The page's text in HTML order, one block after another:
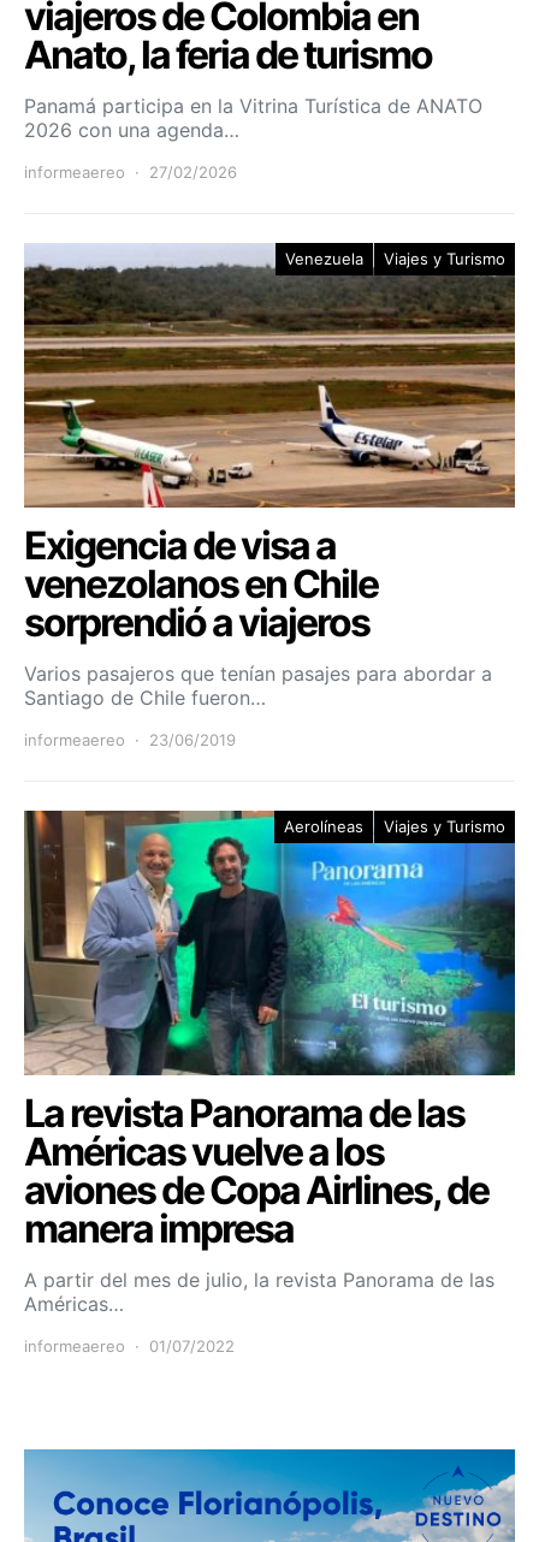
viajeros de Colombia en
Anato, la feria de turismo
Panamá participa en la Vitrina Turística de ANATO
2026 con una agenda…
informeaereo 27/02/2026
Venezuela Viajes y Turismo
Exigencia de visa a
venezolanos en Chile
sorprendió a viajeros
Varios pasajeros que tenían pasajes para abordar a
Santiago de Chile fueron…
informeaereo 23/06/2019
Aerolíneas Viajes y Turismo
La revista Panorama de las
Américas vuelve a los
aviones de Copa Airlines, de
manera impresa
A partir del mes de julio, la revista Panorama de las
Américas…
informeaereo 01/07/2022